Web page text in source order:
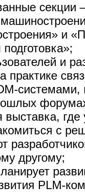
секции
и
и
практике
выставка, где
с
другому;
PLM-